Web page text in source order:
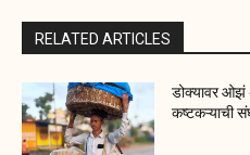
RELATED ARTICLES
डोक्यावर ओझं
कष्टकऱ्याची